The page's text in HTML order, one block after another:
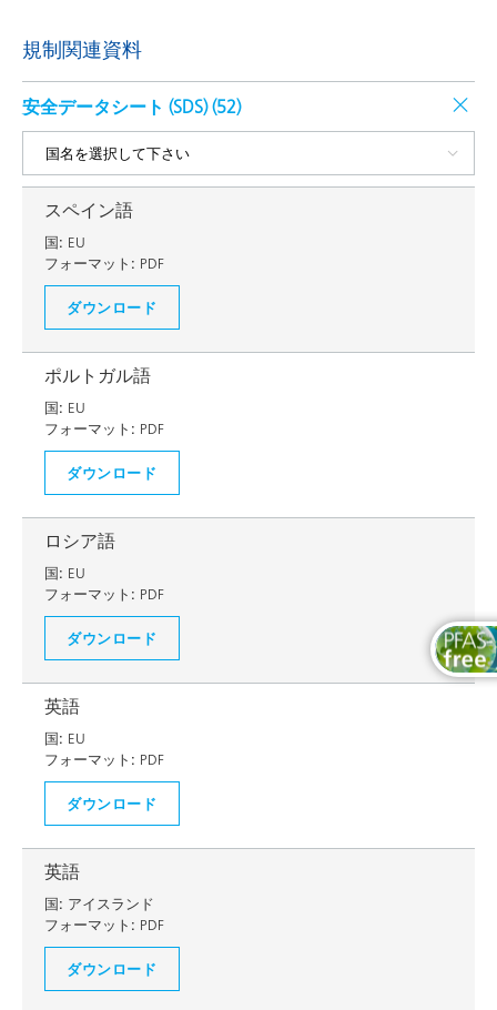
規制関連資料
安全データシート (SDS) (52)
スペイン語
国: EU
フォーマット: PDF
ダウンロード
ポルトガル語
国: EU
フォーマット: PDF
ダウンロード
ロシア語
国: EU
フォーマット: PDF
ダウンロード
英語
国: EU
フォーマット: PDF
ダウンロード
英語
国: アイスランド
フォーマット: PDF
ダウンロード